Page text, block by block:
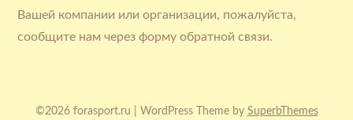
Вашей компании или организации, пожалуйста,
сообщите нам через форму обратной связи.
©2026 forasport.ru | WordPress Theme by SuperbThemes